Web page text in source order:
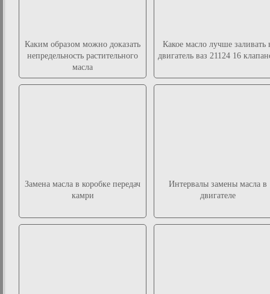
Каким образом можно доказать
непредельность растительного
масла
Какое масло лучше заливать
двигатель ваз 21124 16
Замена масла в коробке передач
камри
Интервалы замены масла в
двигателе